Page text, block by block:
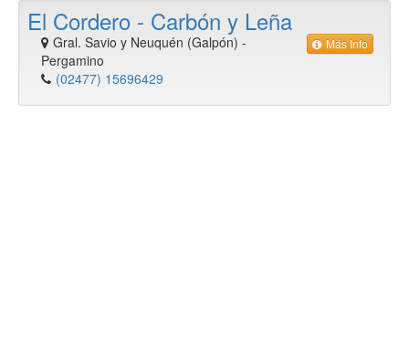
El Cordero - Carbón y Leña
Gral. Savio y Neuquén (Galpón) -
Pergamino
(02477) 15696429
Más Info